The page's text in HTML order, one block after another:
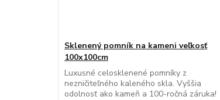
Sklenený pomník na kameni veľkosť
100x100cm
Luxusné celosklenené pomníky z
nezničiteľného kaleného skla. Vyššia
odolnosť ako kameň a 100-ročná záruka!